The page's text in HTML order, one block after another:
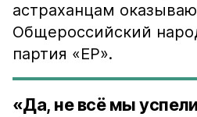
астраханцам
Общероссийский
партия «ЕР».
«Да, не всё мы